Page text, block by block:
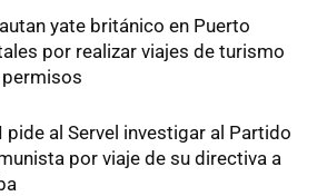
yate británico en Puerto
por realizar viajes de turismo
pide al Servel investigar al Partido
por viaje de su directiva a